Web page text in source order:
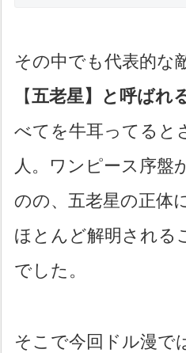
その中でも代表的な
【五老星】と呼ばれ
べてを牛耳ってると
人。ワンピース序盤
のの、五老星の正体
ほとんど解明される
でした。
そこで今回ドル漫で